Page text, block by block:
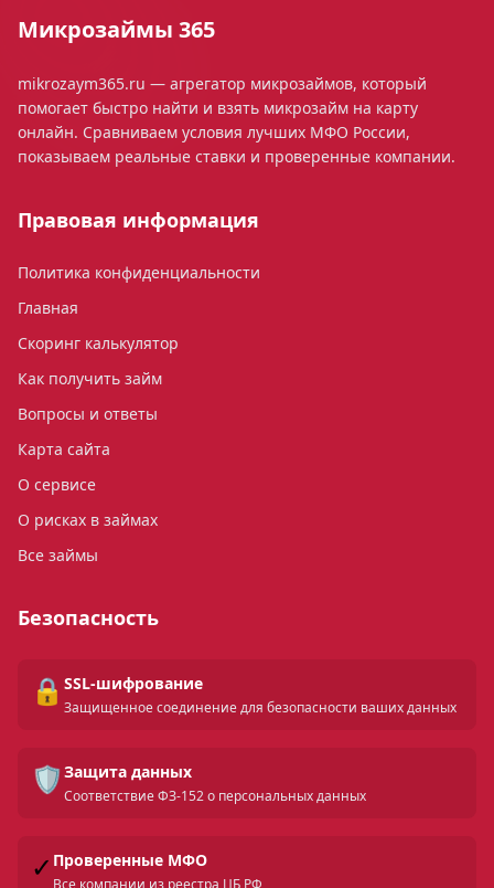
Микрозаймы 365
mikrozaym365.ru — агрегатор микрозаймов, который
помогает быстро найти и взять микрозайм на карту
онлайн. Сравниваем условия лучших МФО России,
показываем реальные ставки и проверенные компании.
Правовая информация
Политика конфиденциальности
Главная
Скоринг калькулятор
Как получить займ
Вопросы и ответы
Карта сайта
О сервисе
О рисках в займах
Все займы
Безопасность
🔒 SSL-шифрование
Защищенное соединение для безопасности ваших данных
🛡️ Защита данных
Соответствие ФЗ-152 о персональных данных
✓ Проверенные МФО
Все компании из реестра ЦБ РФ